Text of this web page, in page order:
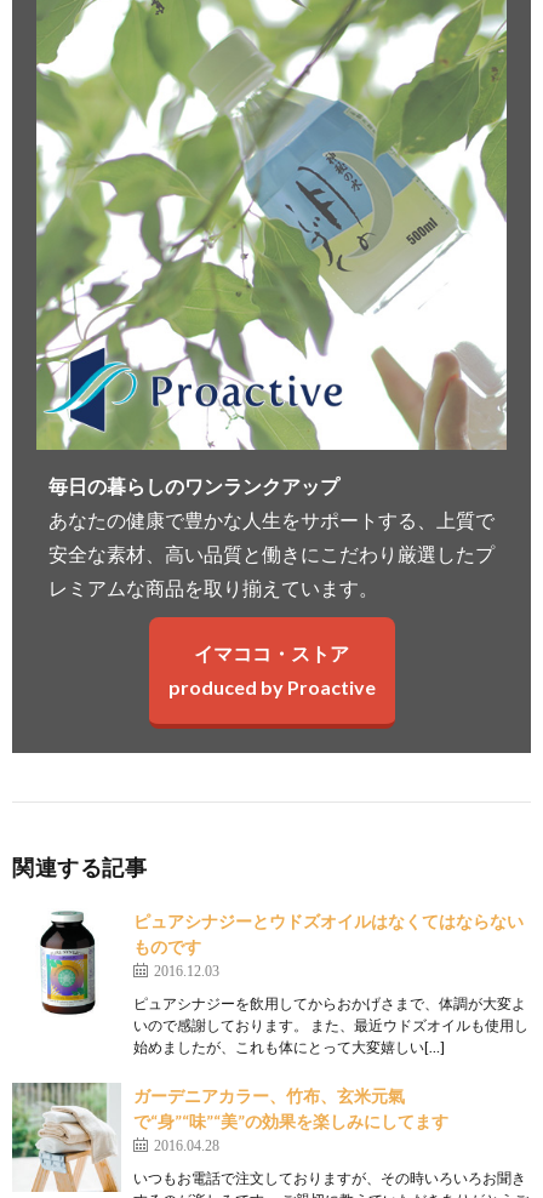
毎日の暮らしのワンランクアップ
あなたの健康で豊かな人生をサポートする、上質で
安全な素材、高い品質と働きにこだわり厳選したプ
レミアムな商品を取り揃えています。
イマココ・ストア
produced by Proactive
関連する記事
ピュアシナジーとウドズオイルはなくてはならない
ものです
2016.12.03
ピュアシナジーを飲用してからおかげさまで、体調が大変よ
いので感謝しております。 また、最近ウドズオイルも使用し
始めましたが、これも体にとって大変嬉しい[…]
ガーデニアカラー、竹布、玄米元氣
で“身”“味”“美”の効果を楽しみにしてます
2016.04.28
いつもお電話で注文しておりますが、その時いろいろお聞き